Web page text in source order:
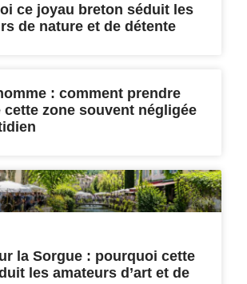
ce joyau breton séduit les
de nature et de détente
: comment prendre
cette zone souvent négligée
la Sorgue : pourquoi cette
les amateurs d’art et de